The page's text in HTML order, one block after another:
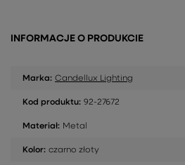
INFORMACJE O PRODUKCIE
Marka: Candellux Lighting
Kod produktu: 92-27672
Materiał: Metal
Kolor: czarno złoty